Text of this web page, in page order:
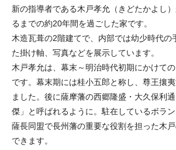
新の指導者である木戸孝允（きどたかよし
るまでの約20年間を過ごした家です。
木造瓦葺の2階建てで、内部では幼少時代の
た掛け軸、写真などを展示しています。
木戸孝允は、幕末～明治時代初期にかけて
です。幕末期には桂小五郎と称し、尊王攘
ました。後に薩摩藩の西郷隆盛・大久保利
傑」と呼ばれるように。駐在しているボラン
薩長同盟で長州藩の重要な役割を担った木
できます。